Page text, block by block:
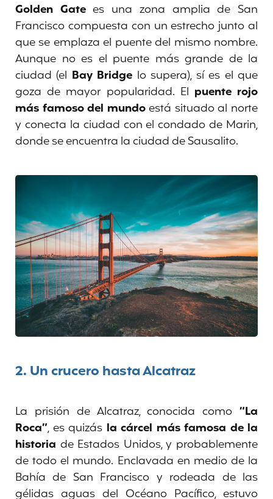
Golden Gatees una zona amplia de San
Francisco compuesta con un estrecho junto al
que se emplaza el puente del mismo nombre.
Aunque no es el puente más grande de la
ciudad (el Bay Bridge lo supera), sí es el que
goza de mayor popularidad. El puente rojo
más famoso del mundoestá situado al norte
y conecta la ciudad con el condado de Marin,
donde se encuentra la ciudad de Sausalito.
2. Un crucero hasta Alcatraz
La prisión de Alcatraz, conocida como “La
Roca”, es quizás la cárcel más famosa de la
historia de Estados Unidos, y probablemente
de todo el mundo. Enclavada en medio de la
Bahía de San Francisco y rodeada de las
gélidas aguas del Océano Pacífico, estuvo